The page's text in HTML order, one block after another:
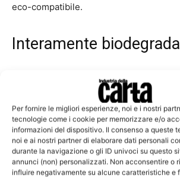
Per fornire le migliori esperienze, noi e i nostri
tecnologie come i cookie per memorizzare e/o
informazioni del dispositivo. Il consenso a queste
noi e ai nostri partner di elaborare dati personali
durante la navigazione o gli ID univoci su questo
annunci (non) personalizzati. Non acconsentire o
influire negativamente su alcune caratteristiche e
eco-compatibile.
Interamente
Barricote», ha detto aIndustria della
per lo sviluppo di nuove attività e la
responsibility Dieter Becker, «c’è
vergini sbiancate; e di ingredienti del
normativa tedesca Bfr 36 per i materiali
con gli alimenti. Mitshubishi HiTec